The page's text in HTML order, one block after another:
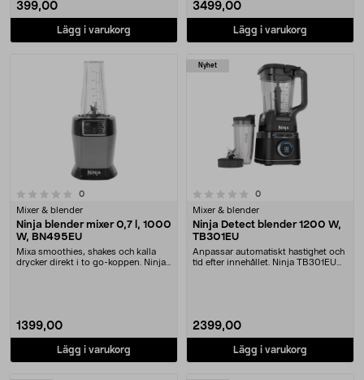
399,00
Lägg i varukorg
3499,00
Lägg i varukorg
0recensioner
Mixer & blender
Ninja blender mixer 0,7 l, 1000
W, BN495EU
Mixa smoothies, shakes och kalla
drycker direkt i to go-koppen. Ninja
1399,00
Lägg i varukorg
Nyhet
0.0 av 5 stjärnor 0recensioner
Mixer & blender
Ninja Detect blender 1200 W,
TB301EU
Anpassar automatiskt hastighet och
tid efter innehållet. Ninja TB301EU
2399,00
Lägg i varukorg